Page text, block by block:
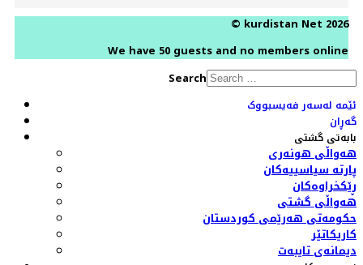
© kurdistan Net 2026
We have 50 guests and no members online
Search
ئێمە لەسەر فەیسبووک
گەڕان
بابەتی گشتی
هەواڵی هونەری
پارتە سیاسییەکان
ڕێکخراوەکان
هەواڵی گشتی
حکومەتی هەرێمی کوردستان
کاریکاتێر
دیمانەی تایبەت